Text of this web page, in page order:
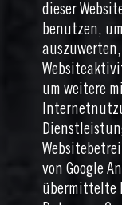
dieser
benutzen,
um weitere
von Google
übermittelte